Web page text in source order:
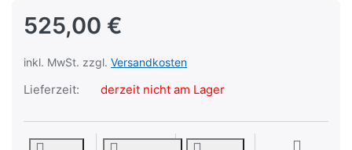
525,00 €
inkl. MwSt. zzgl. Versandkosten
Lieferzeit: derzeit nicht am Lager